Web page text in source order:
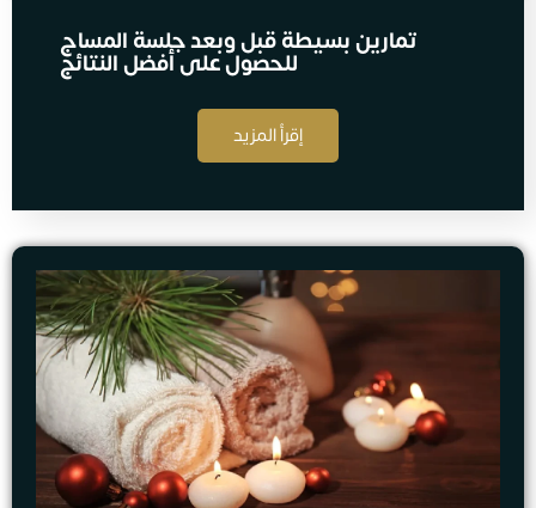
تمارين بسيطة قبل وبعد جلسة المساج
للحصول على أفضل النتائج
إقرأ المزيد